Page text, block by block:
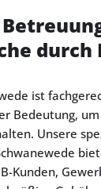
durch
ist
Bedeutung,
Unsere
Kunden,